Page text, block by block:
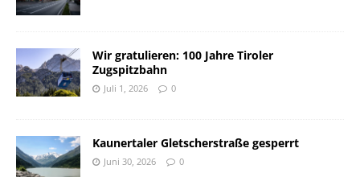
Wir gratulieren: 100 Jahre Tiroler
Zugspitzbahn
Juli 1, 2026 0
Kaunertaler Gletscherstraße gesperrt
Juni 30, 2026 0